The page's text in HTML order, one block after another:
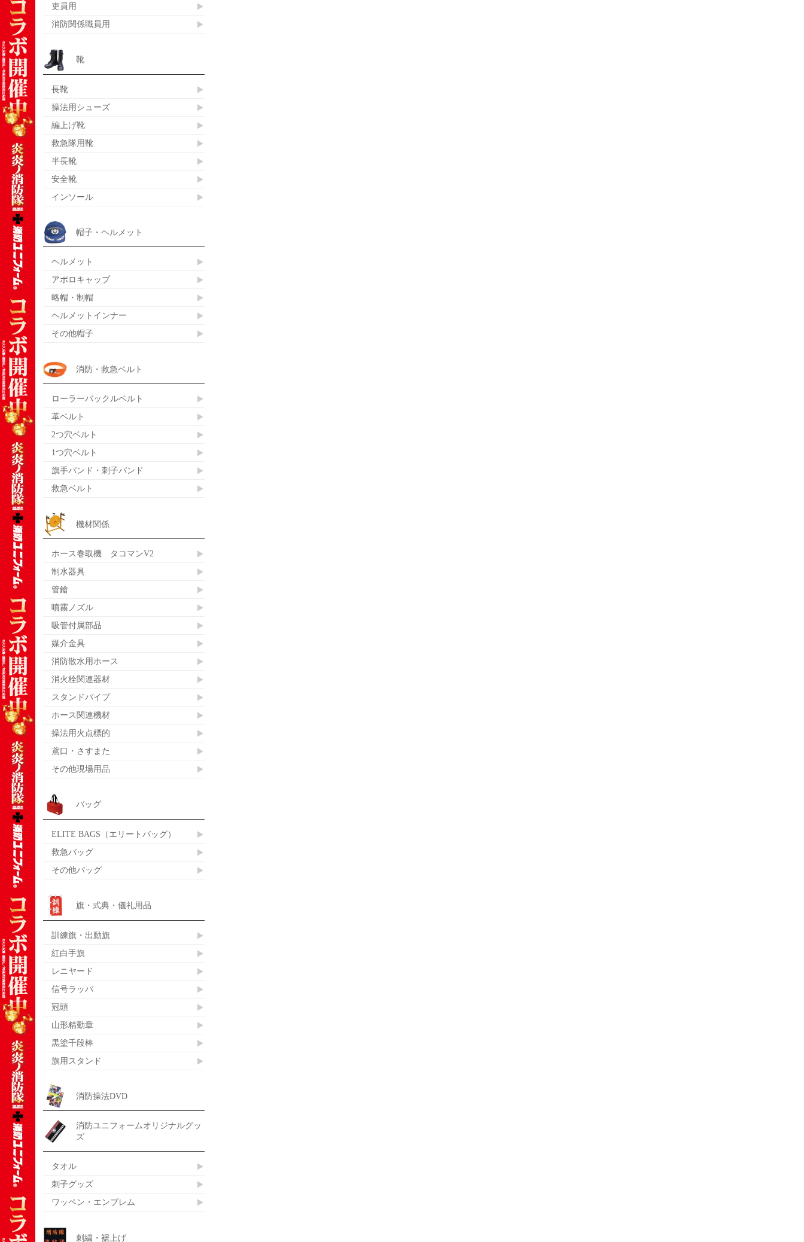
吏員用
消防関係職員用
靴
長靴
操法用シューズ
編上げ靴
救急隊用靴
半長靴
安全靴
インソール
帽子・ヘルメット
ヘルメット
アポロキャップ
略帽・制帽
ヘルメットインナー
その他帽子
消防・救急ベルト
ローラーバックルベルト
革ベルト
2つ穴ベルト
1つ穴ベルト
旗手バンド・刺子バンド
救急ベルト
機材関係
ホース巻取機 タコマンV2
制水器具
管鎗
噴霧ノズル
吸管付属部品
媒介金具
消防散水用ホース
消火栓関連器材
スタンドパイプ
ホース関連機材
操法用火点標的
鳶口・さすまた
その他現場用品
バッグ
ELITE BAGS（エリートバッグ）
救急バッグ
その他バッグ
旗・式典・儀礼用品
訓練旗・出動旗
紅白手旗
レニヤード
信号ラッパ
冠頭
山形精勤章
黒塗千段棒
旗用スタンド
消防操法DVD
消防ユニフォームオリジナルグッ
ズ
タオル
刺子グッズ
ワッペン・エンブレム
刺繍・裾上げ